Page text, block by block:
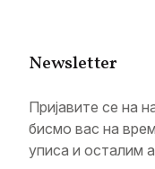
Newsletter
Пријавите се на
бисмо вас на
уписа и осталим